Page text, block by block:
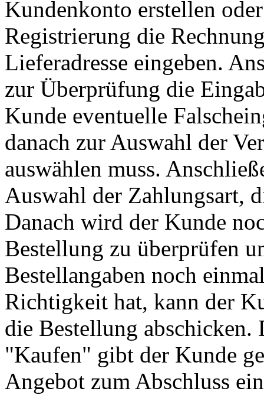
Kundenkonto erstellen
Registrierung die
Lieferadresse eingeben.
zur Überprüfung die
Kunde eventuelle
danach zur Auswahl der
auswählen muss.
Auswahl der Zahlungsart,
Danach wird der Kunde
Bestellung zu überprüfen
Bestellangaben noch
Richtigkeit hat, kann der
die Bestellung abschicken.
"Kaufen" gibt der Kunde
Angebot zum Abschluss